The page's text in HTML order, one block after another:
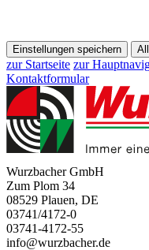
Einstellungen speichern
zur Startseite zur
Kontaktformular
Wurzbacher GmbH
Zum Plom 34
08529 Plauen, DE
03741/4172-0
03741-4172-55
info@wurzbacher.de